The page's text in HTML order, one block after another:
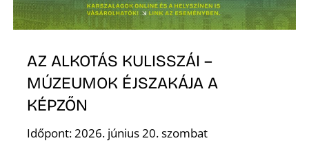
AZ ALKOTÁS KULISSZÁI –
MÚZEUMOK ÉJSZAKÁJA A
KÉPZŐN
Időpont: 2026. június 20. szombat